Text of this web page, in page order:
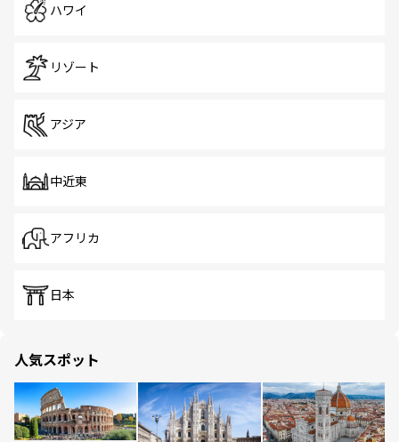
ハワイ
リゾート
アジア
中近東
アフリカ
日本
人気スポット